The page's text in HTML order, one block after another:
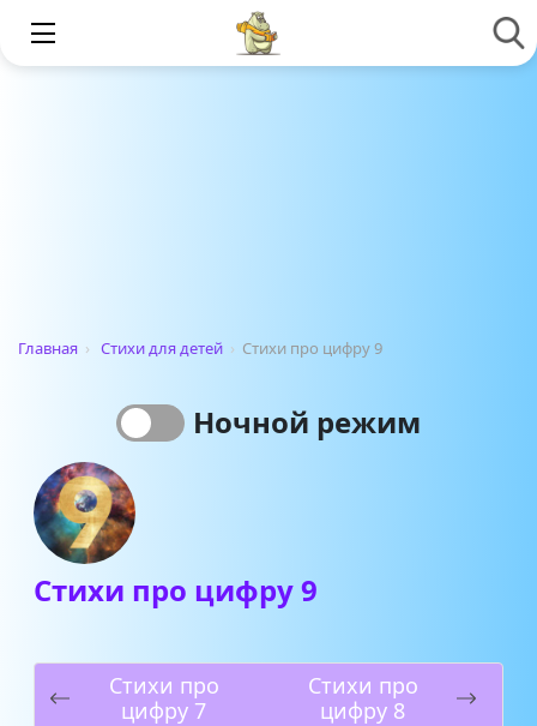
Главная › Стихи для детей › Стихи про цифру 9
Ночной режим
Стихи про цифру 9
Стихи про
цифру 7
Стихи про
цифру 8